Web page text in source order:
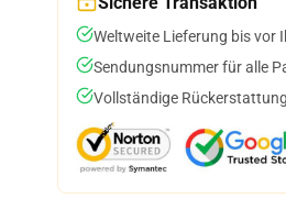
Weltweite Lieferung bis vor
Sendungsnummer für alle
Vollständige